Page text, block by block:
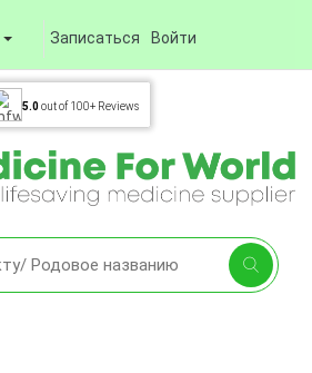
Записаться Войти
5.0out of 100+ Reviews